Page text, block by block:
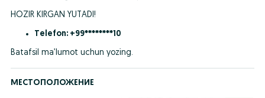
HOZIR KIRGAN YUTADI!
Telefon: +99********10
Batafsil ma’lumot uchun yozing.
МЕСТОПОЛОЖЕНИЕ